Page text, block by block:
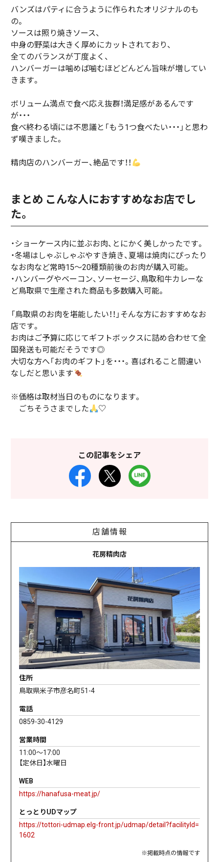
バンズはパティに合うように作られたオリジナルのも
の。
ソースは照り焼きソース、
中身の野菜は大きく厚めにカットされており、
全てのバランスが丁度よく、
ハンバーガーは噛めば噛むほどどんどん旨味が増してい
きます。
ボリューム満点で食べ応え抜群！満足感があるんです
が・・・
食べ終わる頃には不思議と「もう1つ食べたい・・・」と思わ
ず嘆きました。
精肉店のハンバーガー、絶品です！！
まとめ こんな人におすすめなお店でし
た。
・ショーケース内に並ぶお肉、とにかく美しかったです。
・冬場はしゃぶしゃぶやすき焼き、夏場は焼肉にぴったり
なお肉など常時15～20種類前後のお肉が購入可能。
・ハンバーグやベーコン、ソーセージ、鳥取和牛カレーな
ど鳥取県で生産された商品も多数購入可能。
「鳥取県のお肉を堪能したい！！」そんな方におすすめなお
店です。
お肉はご予算に応じてギフトボックスに詰め合わせて全
国発送も可能だそうです◎
大切な方へ「お肉のギフト」を・・・。喜ばれること間違い
なしだと思います
※価格は取材当日のものになります。
ごちそうさまでした
♡
この記事をシェア
店舗情報
花房精肉店
住所
鳥取県米子市彦名町51-4
電話
0859-30-4129
営業時間
11:00〜17:00
【定休日】水曜日
WEB
https://hanafusa-meat.jp/
とっとりUDマップ
https://tottori-udmap.elg-front.jp/udmap/detail?facilityId=
1602
※掲載時点の情報です